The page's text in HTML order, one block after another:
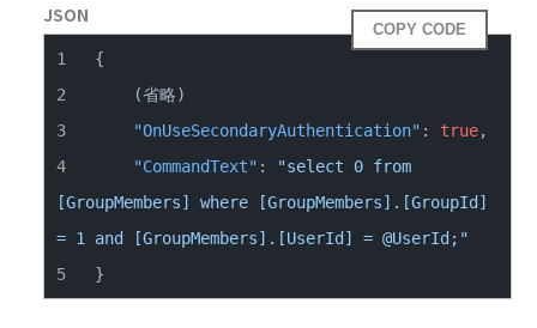
JSON
COPY CODE
{
"OnUseSecondaryAuthentication" : true,
"CommandText" :
"select 0 from
[GroupMembers] where [GroupMembers].[GroupId]
= 1 and [GroupMembers].[UserId] = @UserId;"
}